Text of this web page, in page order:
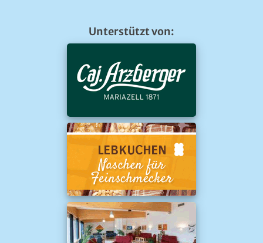
Unterstützt von: